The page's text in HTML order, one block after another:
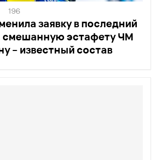
заявку в последний
смешанную эстафету ЧМ
– известный состав
196